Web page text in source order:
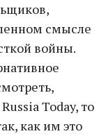
смысле
войны.
Today, то
как им это